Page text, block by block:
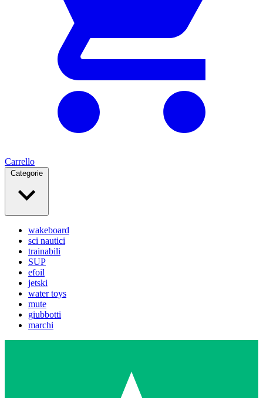
Carrello
Categorie
wakeboard
sci nautici
trainabili
SUP
efoil
jetski
water toys
mute
giubbotti
marchi